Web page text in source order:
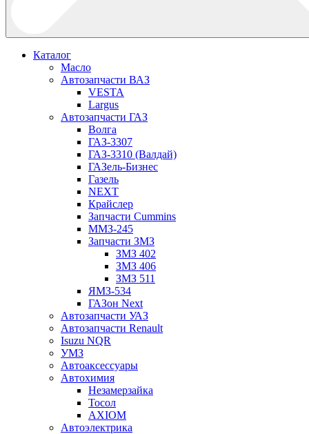
Каталог
Масло
Автозапчасти ВАЗ
VESTA
Largus
Автозапчасти ГАЗ
Волга
ГАЗ-3307
ГАЗ-3310 (Валдай)
ГАЗель-Бизнес
Газель
NEXT
Крайслер
Запчасти Cummins
ММЗ-245
Запчасти ЗМЗ
ЗМЗ 402
ЗМЗ 406
ЗМЗ 511
ЯМЗ-534
ГАЗон Next
Автозапчасти УАЗ
Автозапчасти Renault
Isuzu NQR
УМЗ
Автоаксессуары
Автохимия
Незамерзайка
Тосол
AXIOM
Автоэлектрика